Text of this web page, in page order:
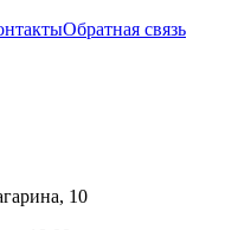
Обратная связь
10